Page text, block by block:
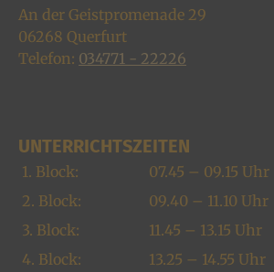
An der Geistpromenade 29
06268 Querfurt
Telefon: 034771 - 22226
UNTERRICHTSZEITEN
1. Block:
07.45 – 09.15 Uhr
2. Block:
09.40 – 11.10 Uhr
3. Block:
11.45 – 13.15 Uhr
4. Block:
13.25 – 14.55 Uhr